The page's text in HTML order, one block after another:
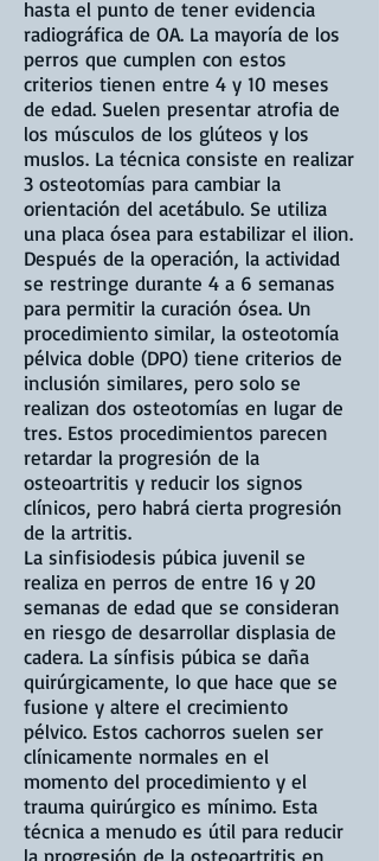
hasta el punto de tener evidencia
radiográfica de OA. La mayoría de los
perros que cumplen con estos
criterios tienen entre 4 y 10 meses
de edad. Suelen presentar atrofia de
los músculos de los glúteos y los
muslos. La técnica consiste en realizar
3 osteotomías para cambiar la
orientación del acetábulo. Se utiliza
una placa ósea para estabilizar el ilion.
Después de la operación, la actividad
se restringe durante 4 a 6 semanas
para permitir la curación ósea. Un
procedimiento similar, la osteotomía
pélvica doble (DPO) tiene criterios de
inclusión similares, pero solo se
realizan dos osteotomías en lugar de
tres. Estos procedimientos parecen
retardar la progresión de la
osteoartritis y reducir los signos
clínicos, pero habrá cierta progresión
de la artritis.
La sinfisiodesis púbica juvenil se
realiza en perros de entre 16 y 20
semanas de edad que se consideran
en riesgo de desarrollar displasia de
cadera. La sínfisis púbica se daña
quirúrgicamente, lo que hace que se
fusione y altere el crecimiento
pélvico. Estos cachorros suelen ser
clínicamente normales en el
momento del procedimiento y el
trauma quirúrgico es mínimo. Esta
técnica a menudo es útil para reducir
la progresión de la osteoartritis en